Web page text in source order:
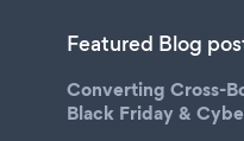
Featured Blog
Converting Cross-
Black Friday &